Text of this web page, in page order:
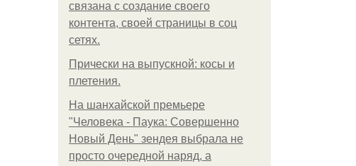
связана с создание своего
контента, своей страницы в соц
сетях.
Прически на выпускной: косы и
плетения.
На шанхайской премьере
"Человека - Паука: Совершенно
Новый День" зендея выбрала не
просто очередной наряд, а